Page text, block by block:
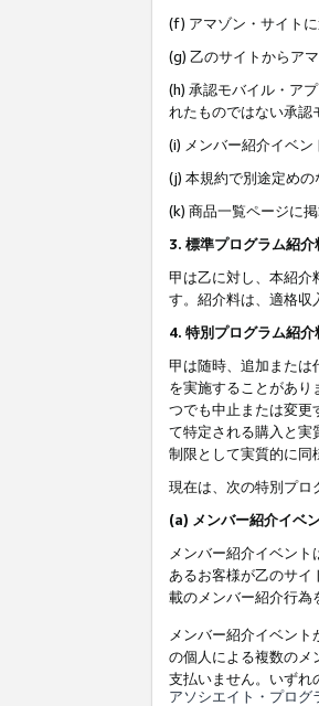
(f) アマゾン・サイト
(g) 乙のサイトからア
(h) 承認モバイル・ア
れたものではない承認
(i) メンバー紹介イベン
(j) 本規約で別途定め
(k) 商品一覧ページに
3. 標準プログラム紹介
甲は乙に対し、本紹介
す。紹介料は、適格収
4. 特別プログラム紹
甲は随時、追加または
を実施することがあ
つでも中止または変更
て特定される購入と実
制限として実質的に同
現在は、次の特別プロ
(a) メンバー紹介イベ
メンバー紹介イベント
あるお客様が乙のサ
載のメンバー紹介行為
メンバー紹介イベン
の個人による複数のメ
支払いません。いずれ
アソシエイト・プログ